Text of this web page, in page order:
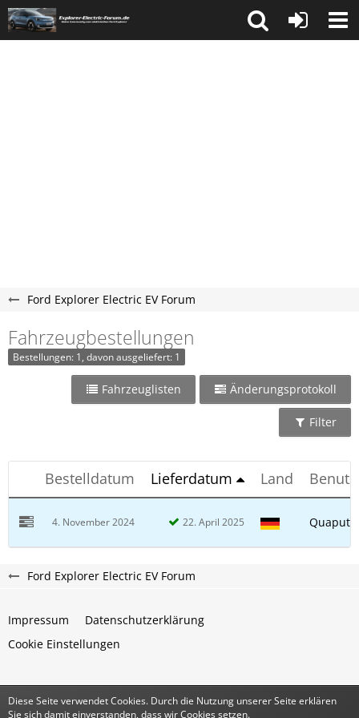
Ford Explorer Electric EV Forum
Fahrzeugbestellungen
Bestellungen: 1, davon ausgeliefert: 1
Fahrzeuglisten Änderungsprotokoll
Filter
Bestelldatum Lieferdatum Land
4. November 2024 22. April 2025 Quaputzi
Ford Explorer Electric EV Forum
Impressum
Datenschutzerklärung
Cookie Einstellungen
Community-Software:WoltLab Suite™
Diese Seite verwendet Cookies. Durch die Nutzung unserer Seite erklären
Sie sich damit einverstanden, dass wir Cookies setzen.